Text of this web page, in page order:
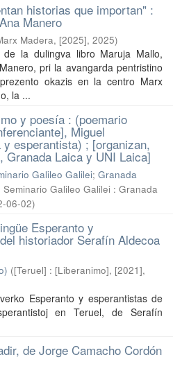
historias que importan" :
Manero
Madera, [2025], 2025)
la dulingva libro Maruja Mallo,
pri la avangarda pentristino
okazis en la centro Marx
la ...
y poesía : (poemario
Miguel
esperantista) ; [organizan,
Granada Laica y UNI Laica]
Galileo Galilei; Granada
Seminario Galileo Galilei : Granada
06-02)
Esperanto y
historiador Serafín Aldecoa
([Teruel] : [Liberanimo], [2021],
Esperanto y esperantistas de
en Teruel, de Serafín
de Jorge Camacho Cordón